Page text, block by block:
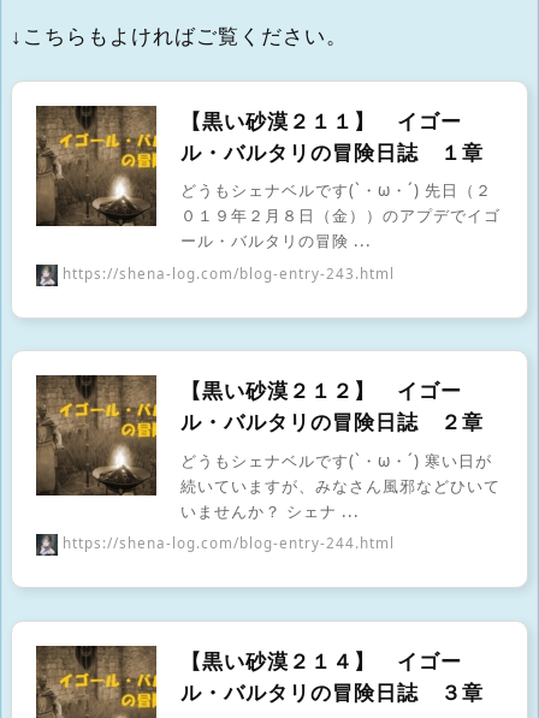
↓こちらもよければご覧ください。
【黒い砂漠２１１】 イゴー
ル・バルタリの冒険日誌 １章
どうもシェナベルです(`・ω・´) 先日（２
０１９年２月８日（金））のアプデでイゴ
ール・バルタリの冒険 ...
https://shena-log.com/blog-entry-243.html
【黒い砂漠２１２】 イゴー
ル・バルタリの冒険日誌 ２章
どうもシェナベルです(`・ω・´) 寒い日が
続いていますが、みなさん風邪などひいて
いませんか？ シェナ ...
https://shena-log.com/blog-entry-244.html
【黒い砂漠２１４】 イゴー
ル・バルタリの冒険日誌 ３章